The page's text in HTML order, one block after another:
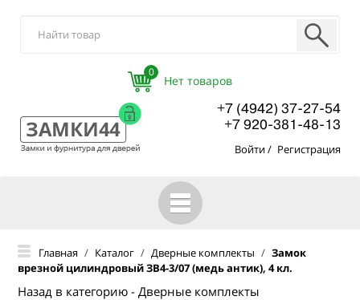
0
+7 (4942) 37-27-54
+7 920-381-48-13
Войти/ Регистрация
ГЛАВНАЯ
КАТАЛОГ
Главная / Каталог / Дверные комплекты / Замок
врезной цилиндровый ЗВ4-3/07 (медь антик), 4 кл.
Назад в категорию - Дверные комплекты